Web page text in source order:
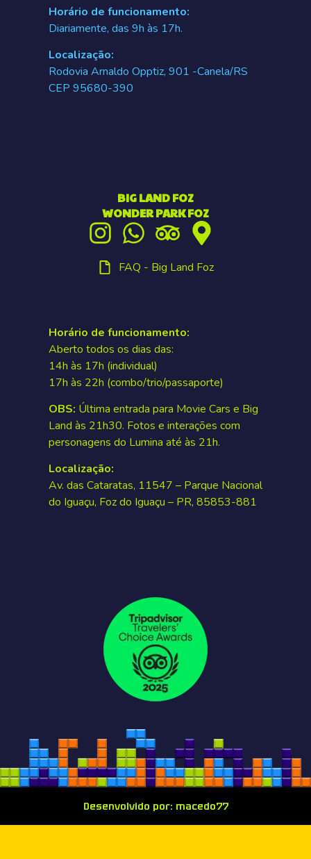
Horário de funcionamento:
Diariamente, das 9h às 17h.
Localização:
Rodovia Arnaldo Opptiz, 901 -Canela/RS
CEP 95680-390
BIG LAND FOZ
WONDER PARK FOZ
FAQ - Big Land Foz
Horário de funcionamento:
Aberto todos os dias das:
14h às 17h (individual)
17h às 22h (combo/trio/passaporte)
OBS: Última entrada para Movie Cars e Big
Land às 21h30. Fotos e interações com
personagens do Lumina até às 21h.
Localização:
Av. das Cataratas, 11547 – Parque Nacional
do Iguaçu, Foz do Iguaçu – PR, 85853-881
Desenvolvido por: macedo77